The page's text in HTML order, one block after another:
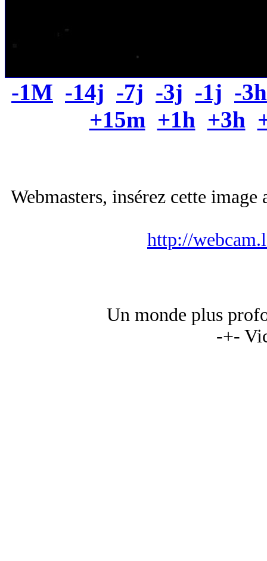
-1M -14j -7j -3j -1j -3h
+15m +1h +3h
Webmasters, insérez cette
http://
Un monde plus
-+-